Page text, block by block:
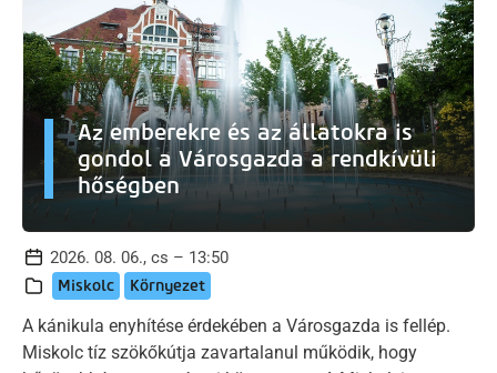
Az emberekre és az állatokra is
gondol a Városgazda a rendkívüli
hőségben
2026. 08. 06., cs – 13:50
Miskolc Környezet
A kánikula enyhítése érdekében a Városgazda is fellép.
Miskolc tíz szökőkútja zavartalanul működik, hogy